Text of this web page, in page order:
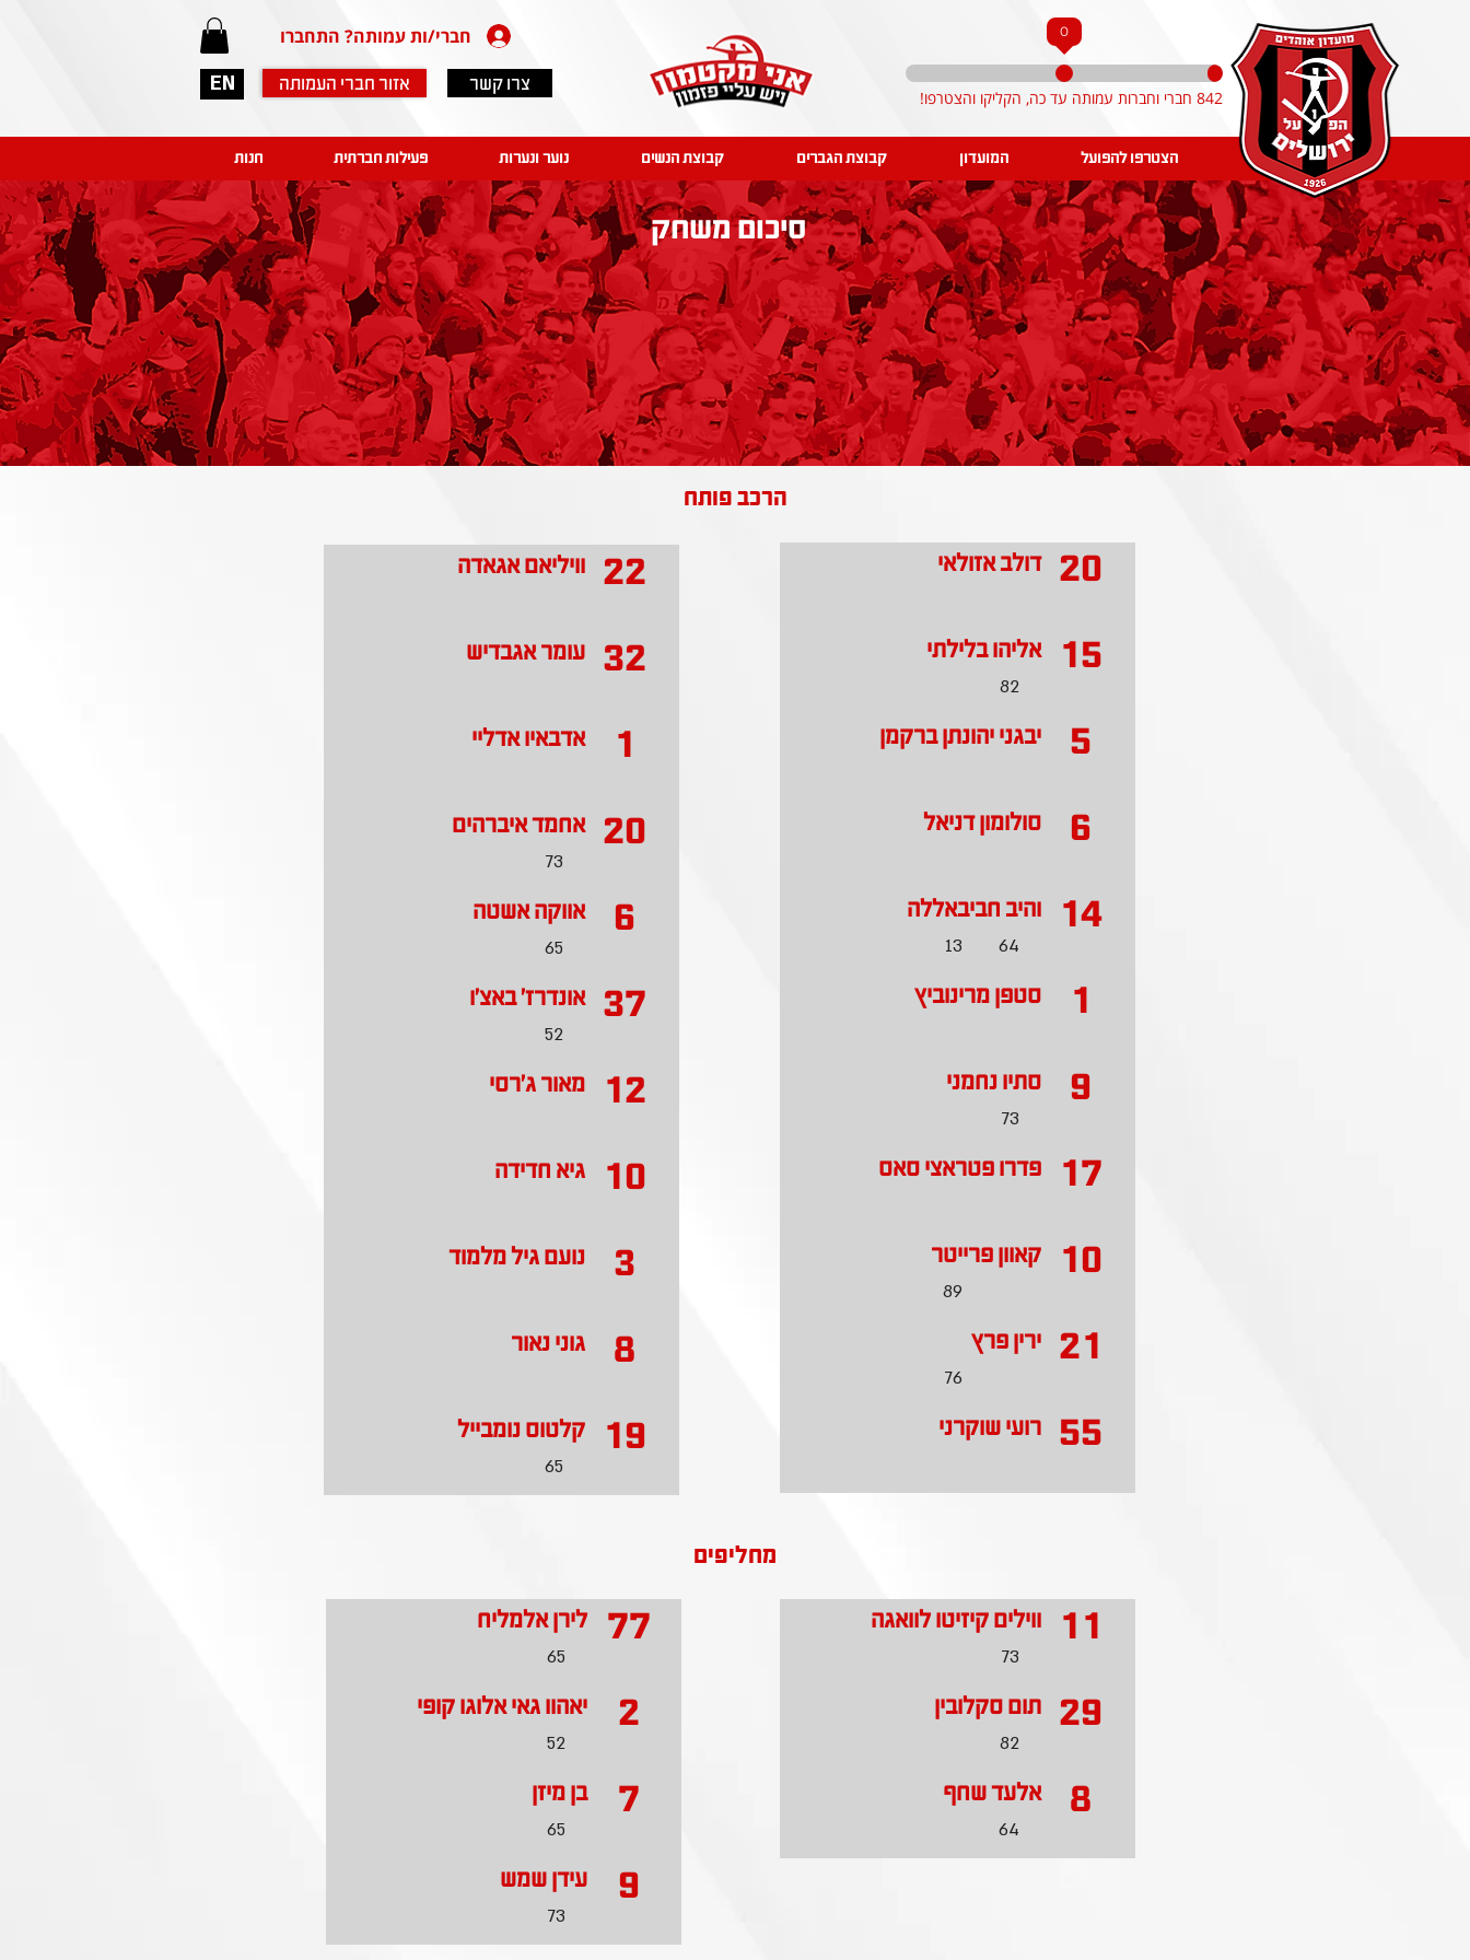
EN
חברי/ות עמותה? התחברו
אזור חברי העמותה צרו קשר
0
842 חברי וחברות עמותה עד כה, הקליקו והצטרפו!
הצטרפו להפועל המועדון קבוצת הגברים קבוצת הנשים נוער ונערות פעילות חברתית חנות
סיכום משחק
הרכב פותח
וויליאם אגאדה 22
עומר אגבדיש 32
אדבאיו אדליי 1
אחמד איברהים
73
20
אווקה אשטה
65
6
אונדרז' באצ'ו
52
37
מאור ג'רסי 12
גיא חדידה 10
נועם גיל מלמוד 3
גוני נאור 8
קלטוס נומבייל
65
19
דולב אזולאי 20
אליהו בלילתי
82
15
יבגני יהונתן ברקמן 5
סולומון דניאל 6
והיב חביבאללה
13 64
14
סטפן מרינוביץ 1
סתיו נחמני
73
9
פדרו פטראצי סאס 17
קאוון פרייטר
89
10
ירין פרץ
76
21
רועי שוקרני 55
מחליפים
לירן אלמליח
65
77
יאהוו גאי אלוגו קופי
52
2
בן מיזן
65
7
עידן שמש
73
9
ווילים קיזיטו לוואגה
73
11
תום סקלובין
82
29
אלעד שחף
64
8